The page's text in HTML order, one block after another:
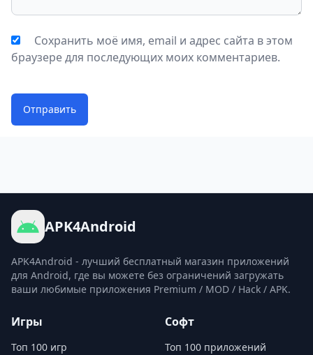
Сохранить моё имя, email и адрес сайта в этом
браузере для последующих моих комментариев.
Отправить
APK4Android
APK4Android - лучший бесплатный магазин приложений
для Android, где вы можете без ограничений загружать
ваши любимые приложения Premium / MOD / Hack / APK.
Игры
Топ 100 игр
Софт
Топ 100 приложений